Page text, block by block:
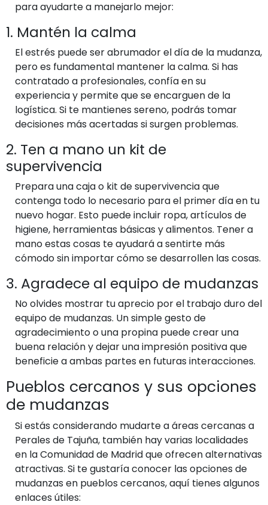
para ayudarte a manejarlo mejor:
1. Mantén la calma
El estrés puede ser abrumador el día de la mudanza,
pero es fundamental mantener la calma. Si has
contratado a profesionales, confía en su
experiencia y permite que se encarguen de la
logística. Si te mantienes sereno, podrás tomar
decisiones más acertadas si surgen problemas.
2. Ten a mano un kit de
supervivencia
Prepara una caja o kit de supervivencia que
contenga todo lo necesario para el primer día en tu
nuevo hogar. Esto puede incluir ropa, artículos de
higiene, herramientas básicas y alimentos. Tener a
mano estas cosas te ayudará a sentirte más
cómodo sin importar cómo se desarrollen las cosas.
3. Agradece al equipo de mudanzas
No olvides mostrar tu aprecio por el trabajo duro del
equipo de mudanzas. Un simple gesto de
agradecimiento o una propina puede crear una
buena relación y dejar una impresión positiva que
beneficie a ambas partes en futuras interacciones.
Pueblos cercanos y sus opciones
de mudanzas
Si estás considerando mudarte a áreas cercanas a
Perales de Tajuña, también hay varias localidades
en la Comunidad de Madrid que ofrecen alternativas
atractivas. Si te gustaría conocer las opciones de
mudanzas en pueblos cercanos, aquí tienes algunos
enlaces útiles: